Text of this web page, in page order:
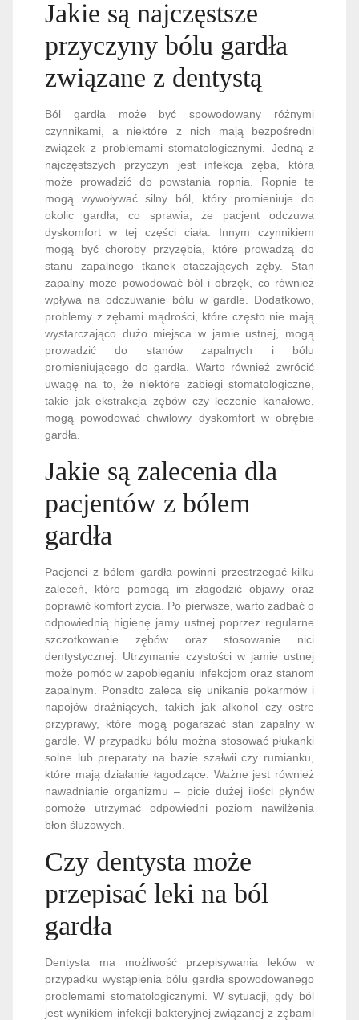
Jakie są najczęstsze
przyczyny bólu gardła
związane z dentystą
Ból gardła może być spowodowany różnymi
czynnikami, a niektóre z nich mają bezpośredni
związek z problemami stomatologicznymi. Jedną z
najczęstszych przyczyn jest infekcja zęba, która
może prowadzić do powstania ropnia. Ropnie te
mogą wywoływać silny ból, który promieniuje do
okolic gardła, co sprawia, że pacjent odczuwa
dyskomfort w tej części ciała. Innym czynnikiem
mogą być choroby przyzębia, które prowadzą do
stanu zapalnego tkanek otaczających zęby. Stan
zapalny może powodować ból i obrzęk, co również
wpływa na odczuwanie bólu w gardle. Dodatkowo,
problemy z zębami mądrości, które często nie mają
wystarczająco dużo miejsca w jamie ustnej, mogą
prowadzić do stanów zapalnych i bólu
promieniującego do gardła. Warto również zwrócić
uwagę na to, że niektóre zabiegi stomatologiczne,
takie jak ekstrakcja zębów czy leczenie kanałowe,
mogą powodować chwilowy dyskomfort w obrębie
gardła.
Jakie są zalecenia dla
pacjentów z bólem
gardła
Pacjenci z bólem gardła powinni przestrzegać kilku
zaleceń, które pomogą im złagodzić objawy oraz
poprawić komfort życia. Po pierwsze, warto zadbać o
odpowiednią higienę jamy ustnej poprzez regularne
szczotkowanie zębów oraz stosowanie nici
dentystycznej. Utrzymanie czystości w jamie ustnej
może pomóc w zapobieganiu infekcjom oraz stanom
zapalnym. Ponadto zaleca się unikanie pokarmów i
napojów drażniących, takich jak alkohol czy ostre
przyprawy, które mogą pogarszać stan zapalny w
gardle. W przypadku bólu można stosować płukanki
solne lub preparaty na bazie szałwii czy rumianku,
które mają działanie łagodzące. Ważne jest również
nawadnianie organizmu – picie dużej ilości płynów
pomoże utrzymać odpowiedni poziom nawilżenia
błon śluzowych.
Czy dentysta może
przepisać leki na ból
gardła
Dentysta ma możliwość przepisywania leków w
przypadku wystąpienia bólu gardła spowodowanego
problemami stomatologicznymi. W sytuacji, gdy ból
jest wynikiem infekcji bakteryjnej związanej z zębami